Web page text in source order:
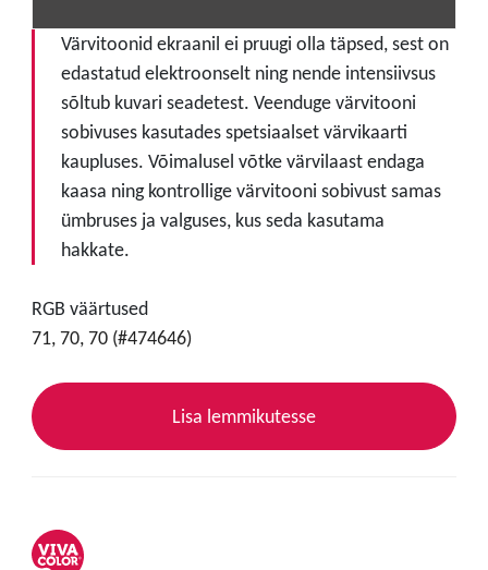
Värvitoonid ekraanil ei pruugi olla täpsed, sest on
edastatud elektroonselt ning nende intensiivsus
sõltub kuvari seadetest. Veenduge värvitooni
sobivuses kasutades spetsiaalset värvikaarti
kaupluses. Võimalusel võtke värvilaast endaga
kaasa ning kontrollige värvitooni sobivust samas
ümbruses ja valguses, kus seda kasutama
hakkate.
RGB väärtused
71, 70, 70 (#474646)
Lisa lemmikutesse